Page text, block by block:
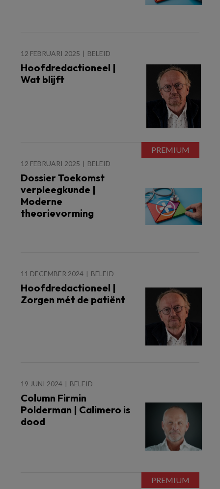
12 FEBRUARI 2025 BELEID
Hoofdredactioneel |
Wat blijft
12 FEBRUARI 2025 BELEID
Dossier Toekomst
verpleegkunde |
Moderne
theorievorming
11 DECEMBER 2024 BELEID
Hoofdredactioneel |
Zorgen mét de patiënt
19 JUNI 2024 BELEID
Column Firmin
Polderman | Calimero is
dood